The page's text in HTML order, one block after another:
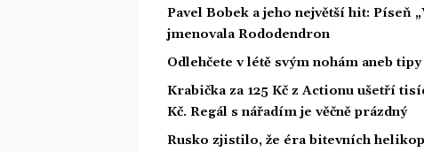
Pavel Bobek a jeho největší hit: Píseň
jmenovala Rododendron
Odlehčete v létě svým nohám aneb
Krabička za 125 Kč z Actionu ušetří
Kč. Regál s nářadím je věčně prázdný
Rusko zjistilo, že éra bitevních